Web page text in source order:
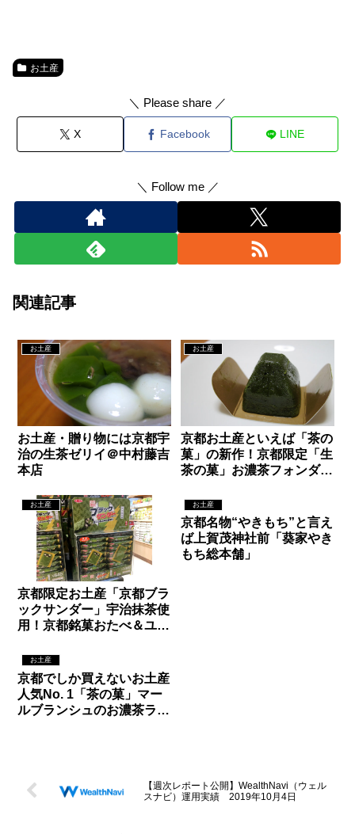
お土産
＼ Please share ／
X Facebook LINE
＼ Follow me ／
関連記事
お土産
お土産・贈り物には京都宇
治の生茶ゼリイ＠中村藤吉
本店
お土産
京都お土産といえば「茶の
菓」の新作！京都限定「生
茶の菓」お濃茶フォンダン
お土産
京都限定お土産「京都ブラ
ックサンダー」宇治抹茶使
用！京都銘菓おたべ＆ユー
お土産
京都名物“やきもち”と言え
ば上賀茂神社前「葵家やき
もち総本舗」
お土産
京都でしか買えないお土産
人気No. 1「茶の菓」マー
ルブランシュのお濃茶ラン
【週次レポート公開】WealthNavi（ウェル
スナビ）運用実績 2019年10月4日